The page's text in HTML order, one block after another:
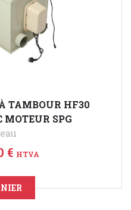
TAMBOUR HF30
MOTEUR SPG
€ HTVA